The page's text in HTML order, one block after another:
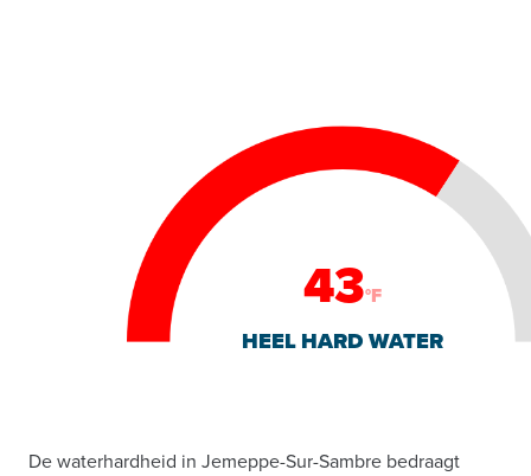
43°F
HEEL HARD WATER
De waterhardheid in Jemeppe-Sur-Sambre bedraagt